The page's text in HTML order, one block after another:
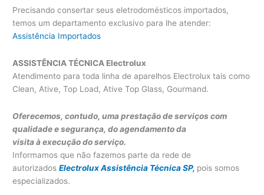
Precisando consertar seus eletrodomésticos importados,
temos um departamento exclusivo para lhe atender:
Assistência Importados
ASSISTÊNCIA TÉCNICA Electrolux
Atendimento para toda linha de aparelhos Electrolux tais como
Clean, Ative, Top Load, Ative Top Glass, Gourmand.
Oferecemos, contudo, uma prestação de serviços com
qualidade e segurança, do agendamento da
visita à execução do serviço.
Informamos que não fazemos parte da rede de
autorizadosElectrolux Assistência Técnica SP, pois somos
especializados.